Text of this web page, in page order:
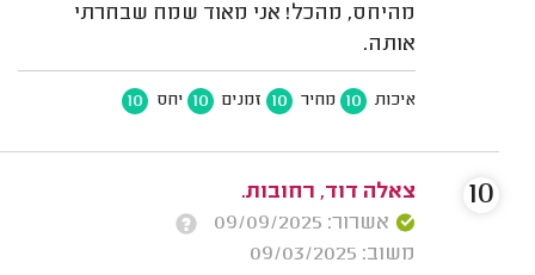
מהיחס, מהכל! אני מאוד שמח שבחרתי
אותה.
איכות 10 מחיר 10 זמנים 10 יחס 10
צאלה דוד, רחובות.
אשרור: 09/09/2025
משוב: 09/03/2025
10